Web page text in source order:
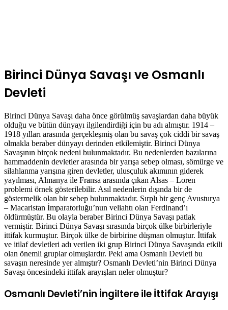
Birinci Dünya Savaşı ve Osmanlı
Devleti
Birinci Dünya Savaşı daha önce görülmüş savaşlardan daha büyük
olduğu ve bütün dünyayı ilgilendirdiği için bu adı almıştır. 1914 –
1918 yılları arasında gerçekleşmiş olan bu savaş çok ciddi bir savaş
olmakla beraber dünyayı derinden etkilemiştir. Birinci Dünya
Savaşının birçok nedeni bulunmaktadır. Bu nedenlerden bazılarına
hammaddenin devletler arasında bir yarışa sebep olması, sömürge ve
silahlanma yarışına giren devletler, ulusçuluk akımının giderek
yayılması, Almanya ile Fransa arasında çıkan Alsas – Loren
problemi örnek gösterilebilir. Asıl nedenlerin dışında bir de
göstermelik olan bir sebep bulunmaktadır. Sırplı bir genç Avusturya
– Macaristan İmparatorluğu’nun veliahtı olan Ferdinand’ı
öldürmüştür. Bu olayla beraber Birinci Dünya Savaşı patlak
vermiştir. Birinci Dünya Savaşı sırasında birçok ülke birbirleriyle
ittifak kurmuştur. Birçok ülke de birbirine düşman olmuştur. İttifak
ve itilaf devletleri adı verilen iki grup Birinci Dünya Savaşında etkili
olan önemli gruplar olmuşlardır. Peki ama Osmanlı Devleti bu
savaşın neresinde yer almıştır? Osmanlı Devleti’nin Birinci Dünya
Savaşı öncesindeki ittifak arayışları neler olmuştur?
Osmanlı Devleti’nin İngiltere ile İttifak Arayışı